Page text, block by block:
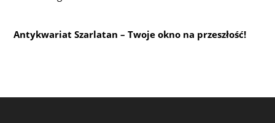
Antykwariat Szarlatan – Twoje okno na przeszłość!